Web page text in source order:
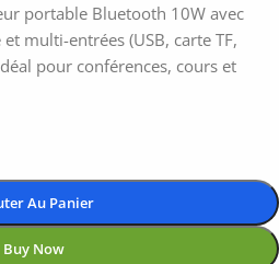
portable Bluetooth 10W avec
multi-entrées (USB, carte TF,
pour conférences, cours et
Au Panier
Buy Now